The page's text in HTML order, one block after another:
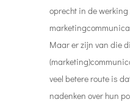
oprecht in de werking
Maar er zijn van die
veel betere route is
nadenken over hun